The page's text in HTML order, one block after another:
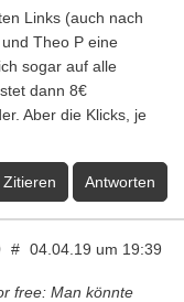
Links (auch nach
Theo P eine
sogar auf alle
dann 8€
Aber die Klicks, je
Zitieren Antworten
# 04.04.19 um 19:39
free: Man könnte